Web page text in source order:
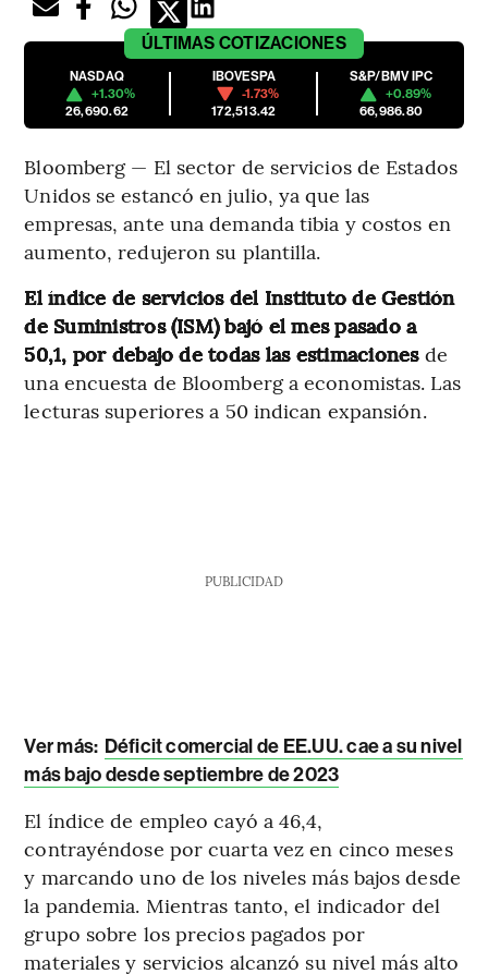
ÚLTIMAS COTIZACIONES
NASDAQ
+1.30%
26,690.62
IBOVESPA
-1.73%
172,513.42
S&P/BMV IPC
+0.89%
66,986.80
Bloomberg — El sector de servicios de Estados
Unidos se estancó en julio, ya que las
empresas, ante una demanda tibia y costos en
aumento, redujeron su plantilla.
El índice de servicios del Instituto de Gestión
de Suministros (ISM) bajó el mes pasado a
50,1, por debajo de todas las estimaciones de
una encuesta de Bloomberg a economistas. Las
lecturas superiores a 50 indican expansión.
PUBLICIDAD
Ver más: Déficit comercial de EE.UU. cae a su nivel
más bajo desde septiembre de 2023
El índice de empleo cayó a 46,4,
contrayéndose por cuarta vez en cinco meses
y marcando uno de los niveles más bajos desde
la pandemia. Mientras tanto, el indicador del
grupo sobre los precios pagados por
materiales y servicios alcanzó su nivel más alto